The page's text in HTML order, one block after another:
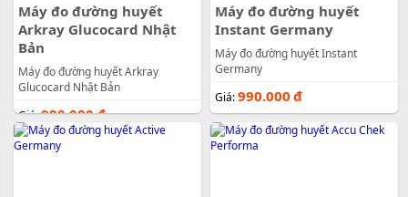
Máy đo đường huyết
Arkray Glucocard Nhật
Bản
Máy đo đường huyết Arkray
Glucocard Nhật Bản
Giá:980.000đ
Máy đo đường huyết
Instant Germany
Máy đo đường huyết Instant
Germany
Giá:990.000 đ